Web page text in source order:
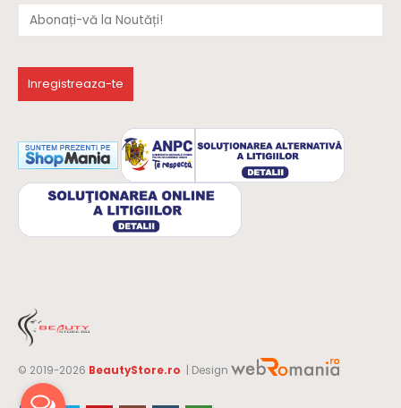
© 2019-2026 BeautyStore.ro | Design